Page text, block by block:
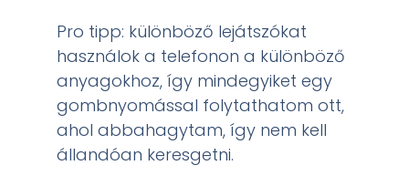
Pro tipp: különböző lejátszókat
használok a telefonon a különböző
anyagokhoz, így mindegyiket egy
gombnyomással folytathatom ott,
ahol abbahagytam, így nem kell
állandóan keresgetni.